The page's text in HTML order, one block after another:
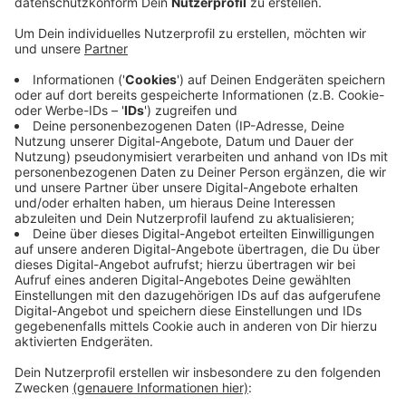
Veröffentlicht:Montag, 27.03.2023 10:33
Anzeige
Aktuell empfangt ihr das Radio K.W.-Programm nicht
über die UKW-Frequenz 107,6. Hintergrund sind
Wartungsarbeiten am Sendemast in Wesel-Büderich.
Die Störungen können voraussichtlich bis zum Mittag
andauern. In der Zwischenzeit könnt ihr uns, wie
gewohnt, über die UKW-Frequenz 91,7, über den
Webstream oder auch über euer Internetradio oder
den Smartspeaker hören.